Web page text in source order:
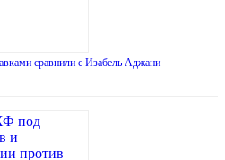
сравнили с Изабель Аджани